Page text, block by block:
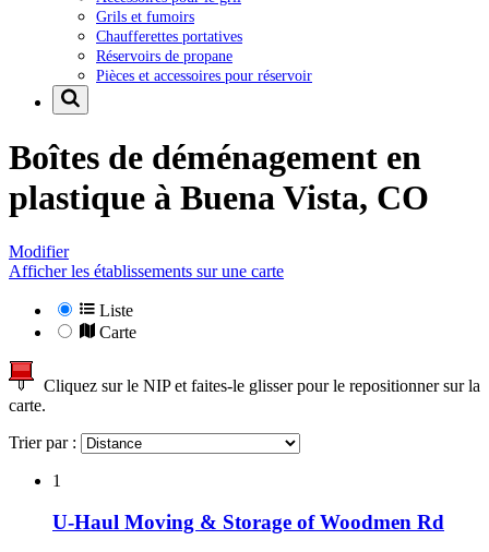
Grils et fumoirs
Chaufferettes portatives
Réservoirs de propane
Pièces et accessoires pour réservoir
Boîtes de déménagement en
plastique à Buena Vista, CO
Modifier
Afficher les établissements sur une carte
Liste
Carte
Cliquez sur le NIP et faites-le glisser pour le repositionner sur la
carte.
Trier par :
1
U-Haul Moving & Storage of Woodmen Rd